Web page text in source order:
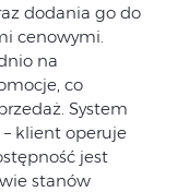
dodania go do
cenowymi.
na
co
System
klient operuje
jest
stanów